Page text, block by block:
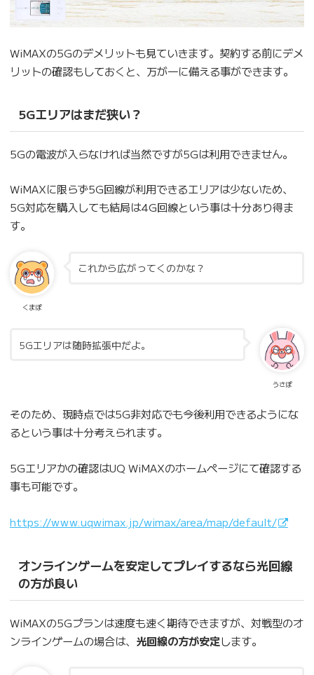
WiMAXの5Gのデメリットも見ていきます。契約する前にデメ
リットの確認もしておくと、万が一に備える事ができます。
5Gエリアはまだ狭い？
5Gの電波が入らなければ当然ですが5Gは利用できません。
WiMAXに限らず5G回線が利用できるエリアは少ないため、
5G対応を購入しても結局は4G回線という事は十分あり得ま
す。
くまぽ
これから広がってくのかな？
うさぽ
5Gエリアは随時拡張中だよ。
そのため、現時点では5G非対応でも今後利用できるようにな
るという事は十分考えられます。
5Gエリアかの確認はUQ WiMAXのホームページにて確認する
事も可能です。
https://www.uqwimax.jp/wimax/area/map/default/
オンラインゲームを安定してプレイするなら光回線
の方が良い
WiMAXの5Gプランは速度も速く期待できますが、対戦型のオ
ンラインゲームの場合は、 光回線の方が安定します。